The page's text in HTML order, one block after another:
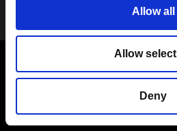
Allow all
Allow
Deny
Aislamiento